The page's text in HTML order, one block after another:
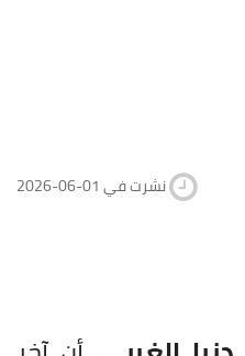
2026-06-01 نشرت في